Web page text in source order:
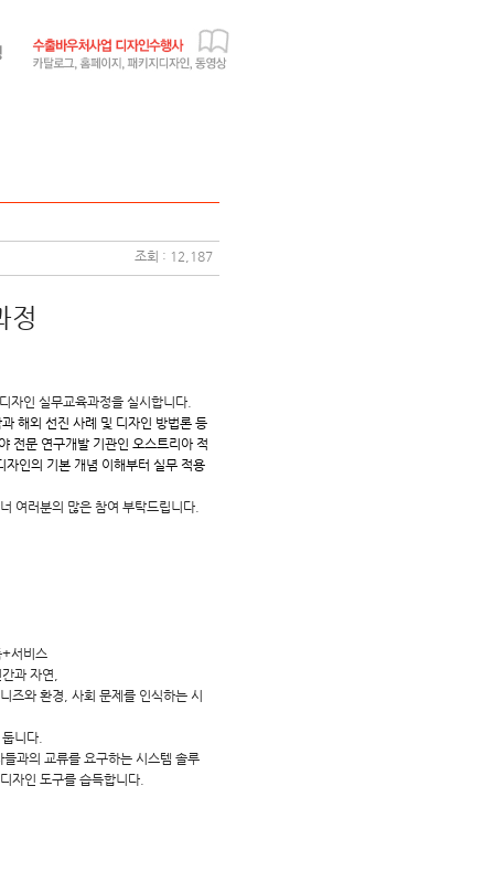
조회 : 12,187
정
자인 실무교육과정을 실시합니다.
해외 선진 사례 및 디자인 방법론 등
전문 연구개발 기관인 오스트리아 적
인의 기본 개념 이해부터 실무 적용
여러분의 많은 참여 부탁드립니다.
서비스
과 자연,
즈와 환경, 사회 문제를 인식하는 시
니다.
과의 교류를 요구하는 시스템 솔루
자인 도구를 습득합니다.